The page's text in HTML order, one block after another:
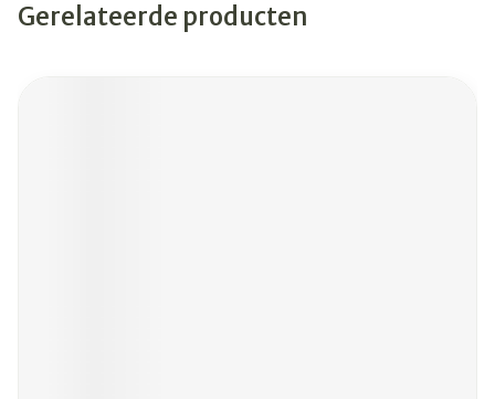
Gerelateerde producten